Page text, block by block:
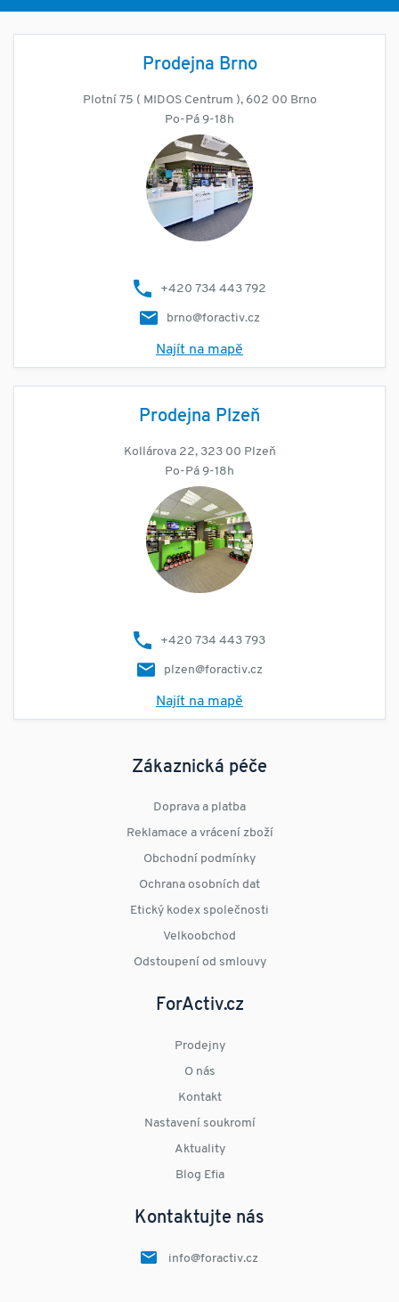
Prodejna Brno
Plotní 75 ( MIDOS Centrum ), 602 00 Brno
Po-Pá 9-18h
+420 734 443 792
brno@foractiv.cz
Najít na mapě
Prodejna Plzeň
Kollárova 22, 323 00 Plzeň
Po-Pá 9-18h
+420 734 443 793
plzen@foractiv.cz
Najít na mapě
Zákaznická péče
Doprava a platba
Reklamace a vrácení zboží
Obchodní podmínky
Ochrana osobních dat
Etický kodex společnosti
Velkoobchod
Odstoupení od smlouvy
ForActiv.cz
Prodejny
O nás
Kontakt
Nastavení soukromí
Aktuality
Blog Efia
Kontaktujte nás
info@foractiv.cz